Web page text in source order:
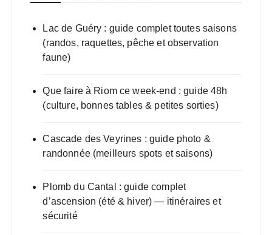
Lac de Guéry : guide complet toutes saisons
(randos, raquettes, pêche et observation
faune)
Que faire à Riom ce week-end : guide 48h
(culture, bonnes tables & petites sorties)
Cascade des Veyrines : guide photo &
randonnée (meilleurs spots et saisons)
Plomb du Cantal : guide complet
d’ascension (été & hiver) — itinéraires et
sécurité